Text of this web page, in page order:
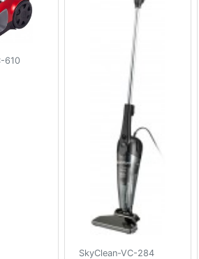
610
SkyClean-VC-284